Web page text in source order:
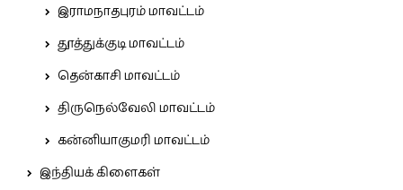
இராமநாதபுரம் மாவட்டம்
தூத்துக்குடி மாவட்டம்
தென்காசி மாவட்டம்
திருநெல்வேலி மாவட்டம்
கன்னியாகுமரி மாவட்டம்
இந்தியக் கிளைகள்